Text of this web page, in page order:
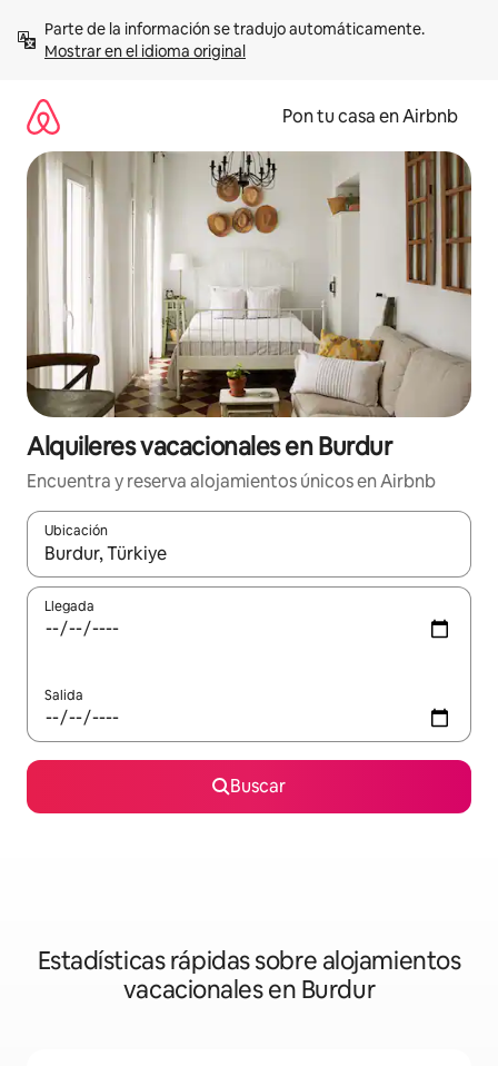
contenidoMostrar en el idioma original
Pon tu casa en Airbnb
Alquileres vacacionales en Burdur
Encuentra y reserva alojamientos únicos en Airbnb
Ubicación
Cuando los resultados estén disponibles, navega con las
Llegada
Salida
Buscar
Estadísticas rápidas sobre alojamientos
vacacionales en Burdur